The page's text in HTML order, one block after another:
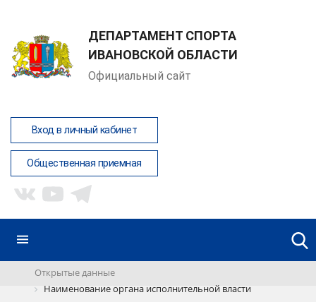
ДЕПАРТАМЕНТ СПОРТА
ИВАНОВСКОЙ ОБЛАСТИ
Официальный сайт
Вход в личный кабинет
Общественная приемная
Открытые данные
Наименование органа исполнительной власти